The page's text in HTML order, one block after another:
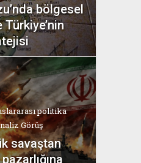
bölgesel
Ak
politika
Görüş
savaştan